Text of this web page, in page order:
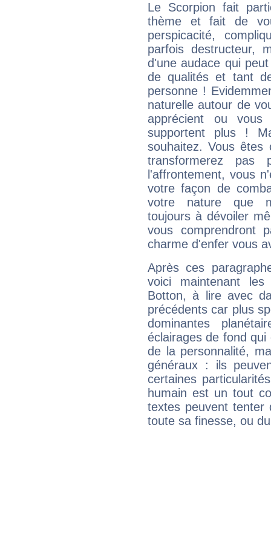
Le Scorpion fait
thème et fait de
perspicacité,
parfois destructeur,
d'une audace qui
de qualités et tant
personne !
naturelle autour de
apprécient ou
supportent plus !
souhaitez. Vous
transformerez
l'affrontement, vous
votre façon de
votre nature que
toujours à dévoiler
vous comprendront
charme d'enfer vous
Après ces
voici maintenant
Botton, à lire avec
précédents car plus
dominantes
éclairages de fond
de la personnalité,
généraux : ils
certaines
humain est un tout
textes peuvent tenter
toute sa finesse, ou